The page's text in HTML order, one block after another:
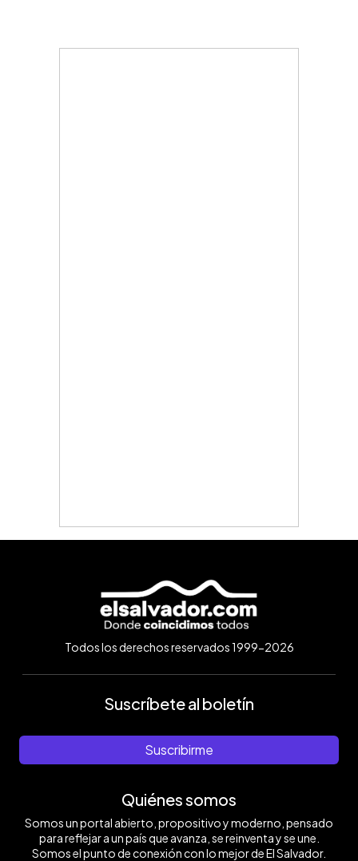
Todos los derechos reservados 1999-2026
Suscríbete al boletín
Suscribirme
Quiénes somos
Somos un portal abierto, propositivo y moderno, pensado
para reflejar a un país que avanza, se reinventa y se une.
Somos el punto de conexión con lo mejor de El Salvador.